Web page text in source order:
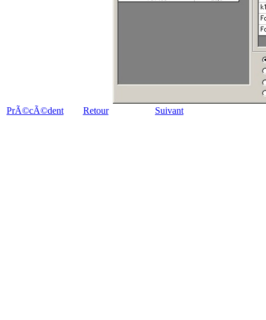
PrÃ©cÃ©dent Retour Suivant